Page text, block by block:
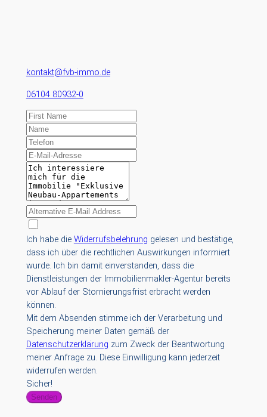
kontakt@fvb-immo.de
06104 80932-0
Ich habe die Widerrufsbelehrung gelesen und bestätige,
dass ich über die rechtlichen Auswirkungen informiert
wurde. Ich bin damit einverstanden, dass die
Dienstleistungen der Immobilienmakler-Agentur bereits
vor Ablauf der Stornierungsfrist erbracht werden
können.
Mit dem Absenden stimme ich der Verarbeitung und
Speicherung meiner Daten gemäß der
Datenschutzerklärung zum Zweck der Beantwortung
meiner Anfrage zu. Diese Einwilligung kann jederzeit
widerrufen werden.
Sicher!
Senden